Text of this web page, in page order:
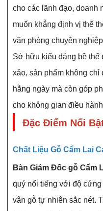
cho các lãnh đạo, doanh
muốn khẳng định vị thế
văn phòng chuyên
Sở hữu kiểu dáng bề
xảo, sản phẩm không
hằng ngày mà còn góp
cho không gian điều
Đặc Điểm Nổi
Chất Liệu Gỗ Cẩm Lai
Bàn Giám Đốc gỗ Cẩm
quý nổi tiếng với độ
vân gỗ tự nhiên sắc nét.